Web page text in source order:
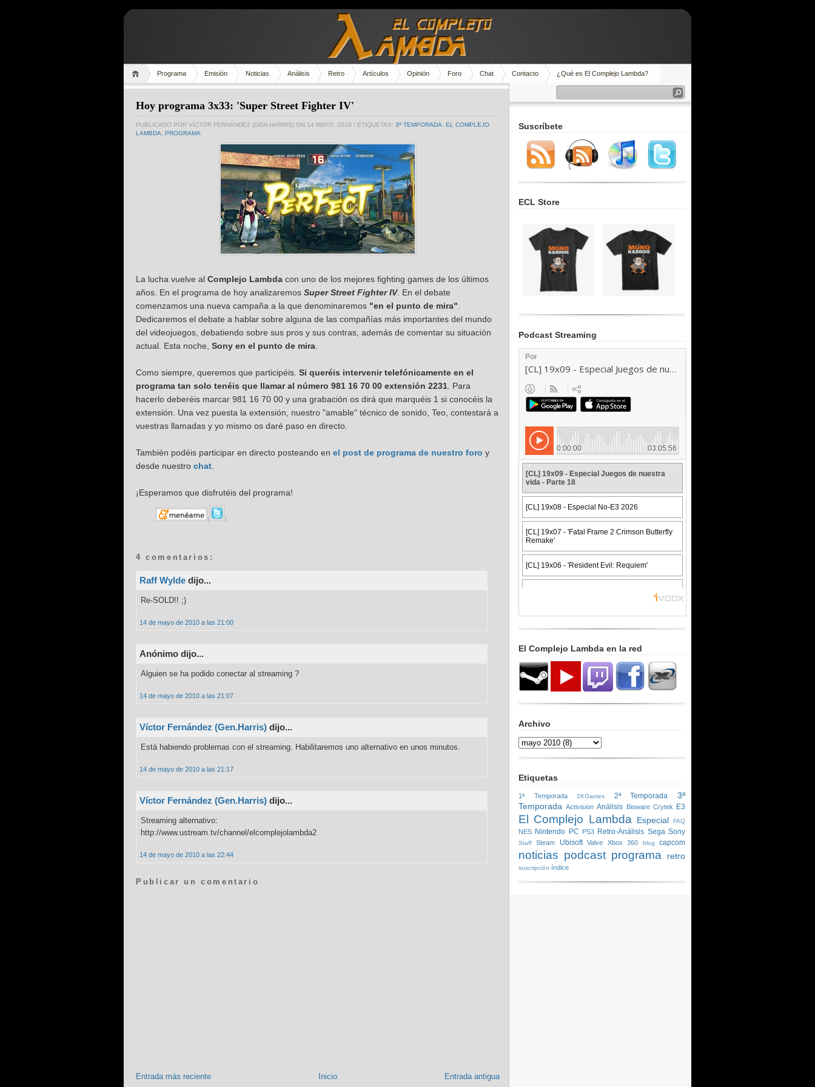
Programa Emisión Noticias Análisis Retro Artículos Opinión Foro Chat Contacto ¿Qué es El Complejo Lambda?
Hoy programa 3x33: 'Super Street Fighter IV'
PUBLICADO POR VÍCTOR FERNÁNDEZ (GEN.HARRIS) ON 14 MAYO, 2010 / ETIQUETAS: 3ª TEMPORADA
EL COMPLEJO
LAMBDA
PROGRAMA
La lucha vuelve al Complejo Lambda con uno de los mejores fighting games de los últimos
años. En el programa de hoy analizaremos Super Street Fighter IV. En el debate
comenzamos una nueva campaña a la que denominaremos "en el punto de mira"
Dedicaremos el debate a hablar sobre alguna de las compañías más importantes del mundo
del videojuegos, debatiendo sobre sus pros y sus contras, además de comentar su situación
actual. Esta noche, Sony en el punto de mira
Como siempre, queremos que participéis. Si queréis intervenir telefónicamente en el
programa tan solo tenéis que llamar al número 981 16 70 00 extensión 2231 . Para
hacerlo deberéis marcar 981 16 70 00 y una grabación os dirá que marquéis 1 si conocéis la
extensión. Una vez puesta la extensión, nuestro "amable" técnico de sonido, Teo, contestará a
vuestras llamadas y yo mismo os daré paso en directo.
También podéis participar en directo posteando en el post de programa de nuestro foro y
desde nuestro chat
¡Esperamos que disfrutéis del programa!
| |
4 comentarios:
Raff Wylde dijo...
Re-SOLD!! ;)
14 de mayo de 2010 a las 21:00
Anónimo dijo...
Alguien se ha podido conectar al streaming ?
14 de mayo de 2010 a las 21:07
Víctor Fernández (Gen.Harris) dijo...
Está habiendo problemas con el streaming. Habilitaremos uno alternativo en unos minutos.
14 de mayo de 2010 a las 21:17
Víctor Fernández (Gen.Harris) dijo...
Streaming alternativo:
http://www.ustream.tv/channel/elcomplejolambda2
14 de mayo de 2010 a las 22:44
Publicar un comentario
Entrada más reciente Entrada antigua
Inicio
Suscríbete
ECL Store
Podcast Streaming
El Complejo Lambda en la red
Archivo
Etiquetas
1ª Temporada 2KGames 2ª Temporada
3ª
Temporada
Activision Análisis Bioware Crytek E3
El Complejo Lambda Especial FAQ
NES Nintendo PC PS3 Retro-Análisis Sega Sony
Staff Steam Ubisoft Valve Xbox 360 blog capcom
noticias podcast programa retro
suscripción índice